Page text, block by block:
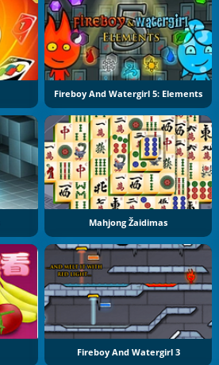
Fireboy And Watergirl 5: Elements
Mahjong Žaidimas
Fireboy And Watergirl 3